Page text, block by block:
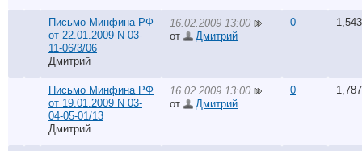
Письмо Минфина РФ
от 22.01.2009 N 03-
11-06/3/06
Дмитрий
16.02.2009 13:00
от
Дмитрий
0 1,543
Письмо Минфина РФ
от 19.01.2009 N 03-
04-05-01/13
Дмитрий
16.02.2009 13:00
от
Дмитрий
0 1,787